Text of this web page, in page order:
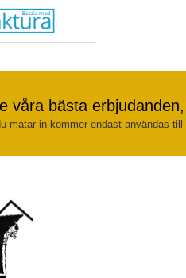
våra bästa
matar in kommer endast användas till